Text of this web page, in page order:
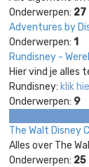
Onderwerpen: 27
Adventures by
Onderwerpen: 1
Rundisney -
Hier vind je alles
Rundisney: klik
Onderwerpen: 9
The Walt Disney
Alles over The
Onderwerpen: 25